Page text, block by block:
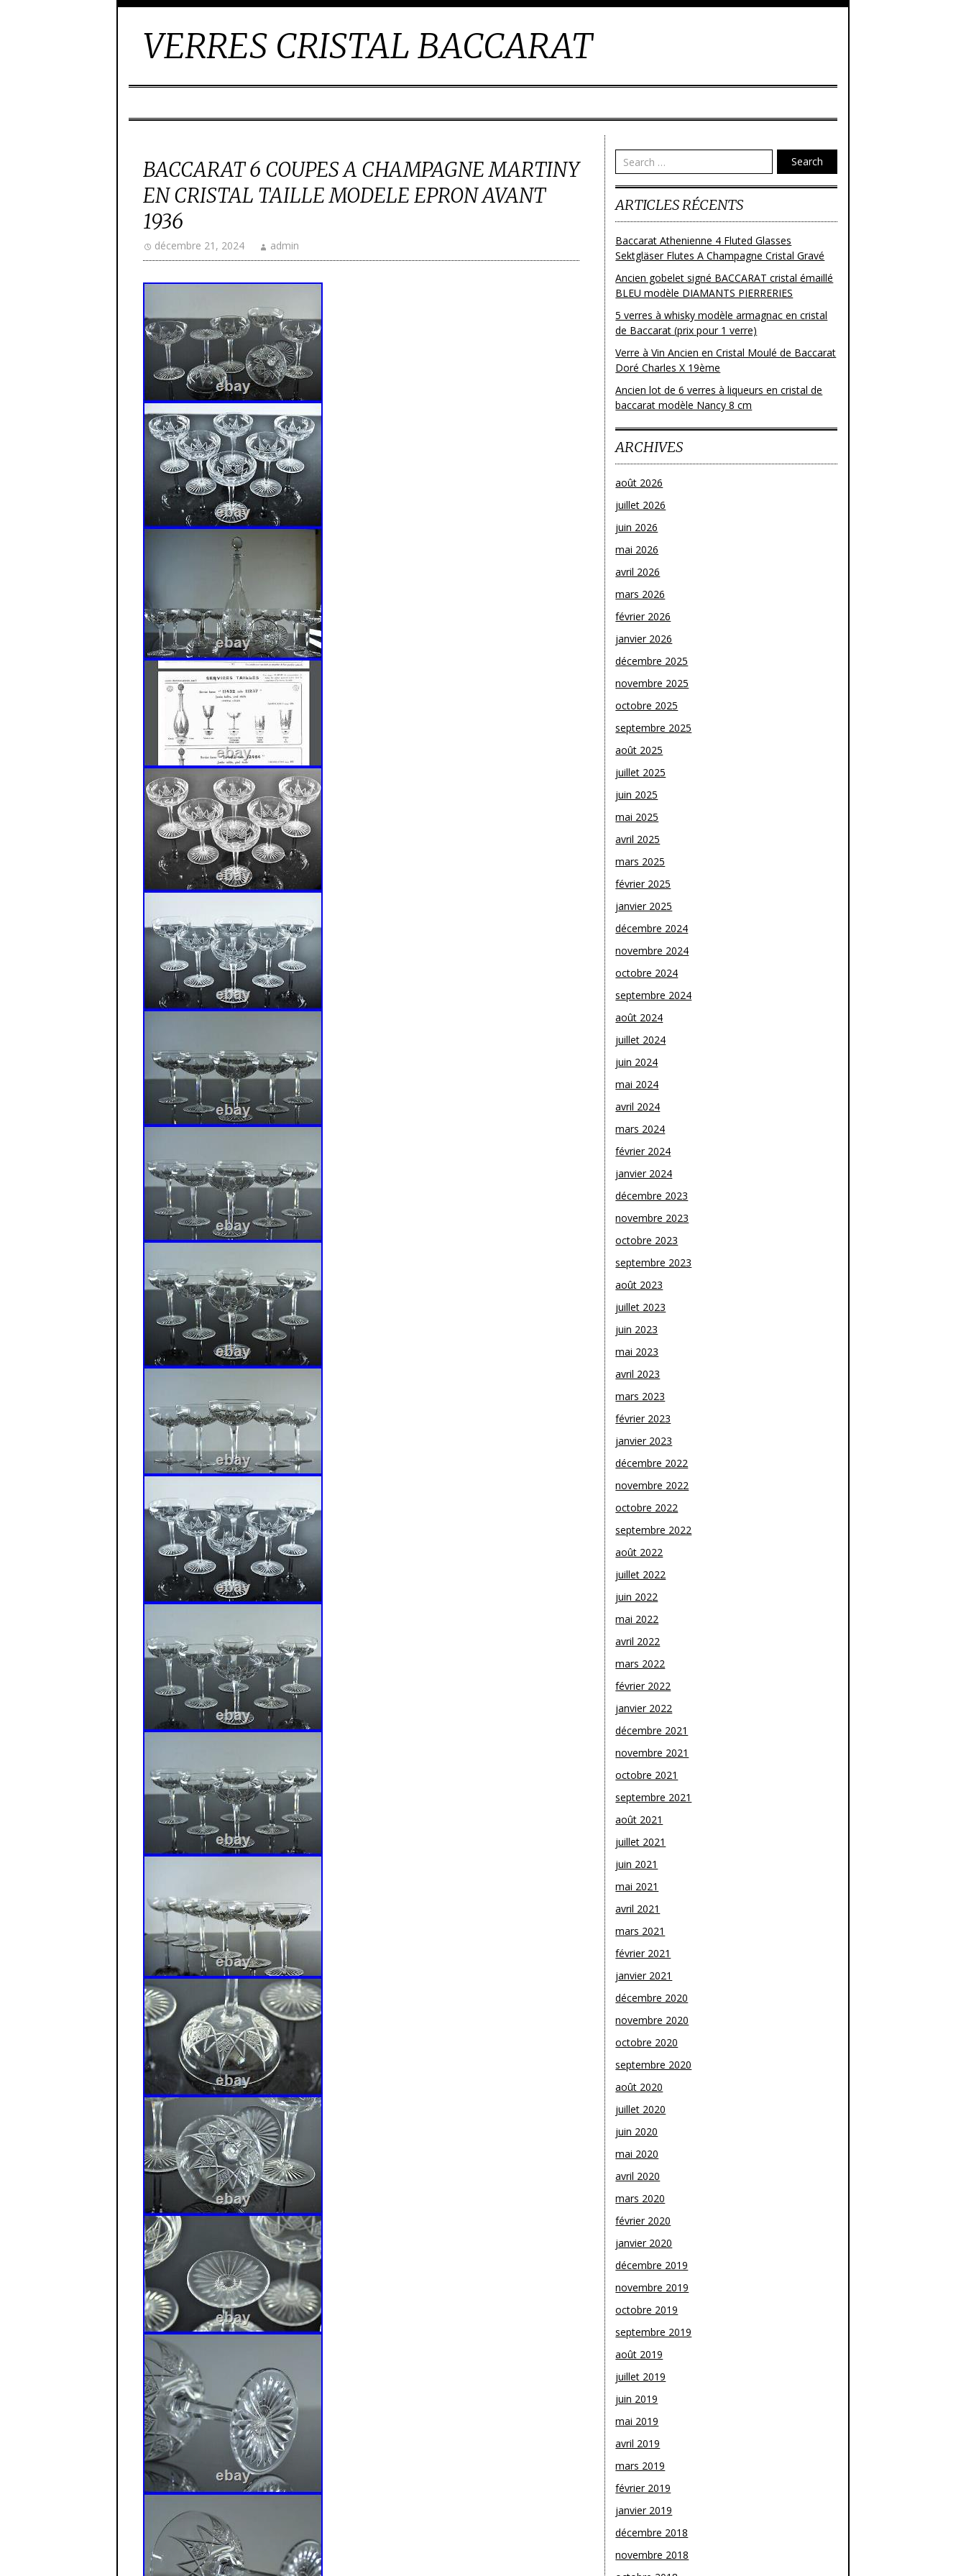
VERRES CRISTAL BACCARAT
BACCARAT 6 COUPES A CHAMPAGNE MARTINY
EN CRISTAL TAILLE MODELE EPRON AVANT
1936
décembre 21, 2024 admin
Search
ARTICLES RÉCENTS
Baccarat Athenienne 4 Fluted Glasses
Sektgläser Flutes A Champagne Cristal Gravé
Ancien gobelet signé BACCARAT cristal émaillé
BLEU modèle DIAMANTS PIERRERIES
5 verres à whisky modèle armagnac en cristal
de Baccarat (prix pour 1 verre)
Verre à Vin Ancien en Cristal Moulé de Baccarat
Doré Charles X 19ème
Ancien lot de 6 verres à liqueurs en cristal de
baccarat modèle Nancy 8 cm
ARCHIVES
août 2026
juillet 2026
juin 2026
mai 2026
avril 2026
mars 2026
février 2026
janvier 2026
décembre 2025
novembre 2025
octobre 2025
septembre 2025
août 2025
juillet 2025
juin 2025
mai 2025
avril 2025
mars 2025
février 2025
janvier 2025
décembre 2024
novembre 2024
octobre 2024
septembre 2024
août 2024
juillet 2024
juin 2024
mai 2024
avril 2024
mars 2024
février 2024
janvier 2024
décembre 2023
novembre 2023
octobre 2023
septembre 2023
août 2023
juillet 2023
juin 2023
mai 2023
avril 2023
mars 2023
février 2023
janvier 2023
décembre 2022
novembre 2022
octobre 2022
septembre 2022
août 2022
juillet 2022
juin 2022
mai 2022
avril 2022
mars 2022
février 2022
janvier 2022
décembre 2021
novembre 2021
octobre 2021
septembre 2021
août 2021
juillet 2021
juin 2021
mai 2021
avril 2021
mars 2021
février 2021
janvier 2021
décembre 2020
novembre 2020
octobre 2020
septembre 2020
août 2020
juillet 2020
juin 2020
mai 2020
avril 2020
mars 2020
février 2020
janvier 2020
décembre 2019
novembre 2019
octobre 2019
septembre 2019
août 2019
juillet 2019
juin 2019
mai 2019
avril 2019
mars 2019
février 2019
janvier 2019
décembre 2018
novembre 2018